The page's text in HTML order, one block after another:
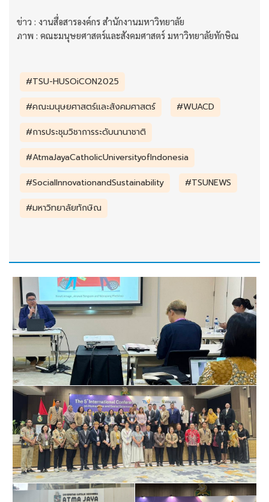
ข่าว : งานสื่อสารองค์กร สำนักงานมหาวิทยาลัย
ภาพ : คณะมนุษยศาสตร์และสังคมศาสตร์ มหาวิทยาลัยทักษิณ
#TSU-HUSOiCON2025
#คณะมนุษยศาสตร์และสังคมศาสตร์
#WUACD
#การประชุมวิชาการระดับนานาชาติ
#AtmaJayaCatholicUniversityofIndonesia
#SocialInnovationandSustainability
#TSUNEWS
#มหาวิทยาลัยทักษิณ